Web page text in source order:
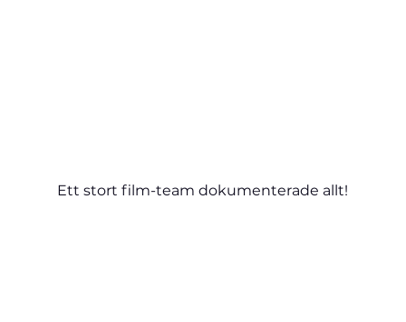
Ett stort film-team dokumenterade allt!